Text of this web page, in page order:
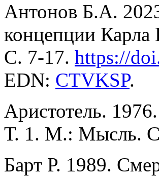
Антонов Б.А.
концепции
С. 7-17. https://doi
EDN: CTVKSP.
Аристотель.
Т. 1. М.: Мысль.
Барт Р. 1989.